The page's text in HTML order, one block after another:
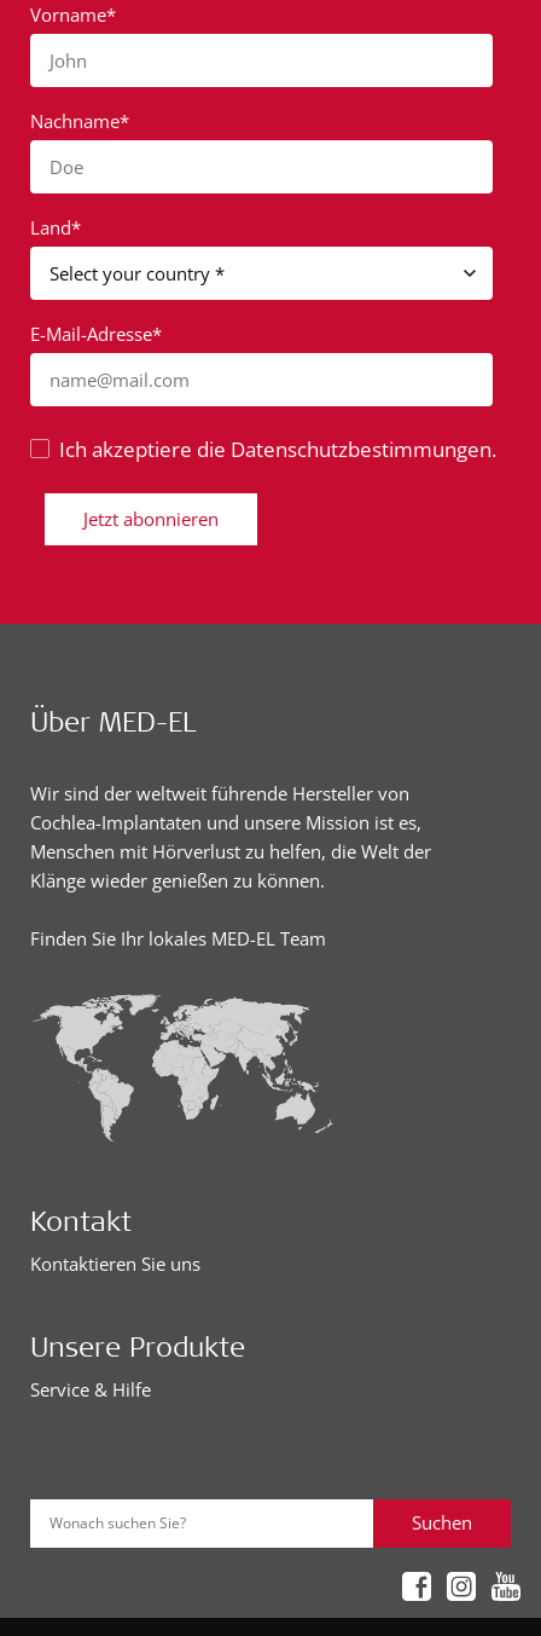
Vorname*
John
Nachname*
Doe
Land*
E-Mail-Adresse*
name@mail.com
Ich akzeptiere die Datenschutzbestimmungen.
Jetzt abonnieren
Über MED-EL
Wir sind der weltweit führende Hersteller von
Cochlea-Implantaten und unsere Mission ist es,
Menschen mit Hörverlust zu helfen, die Welt der
Klänge wieder genießen zu können.
Finden Sie Ihr lokales MED-EL Team
Kontakt
Kontaktieren Sie uns
Unsere Produkte
Service & Hilfe
Wonach suchen Sie? Suchen